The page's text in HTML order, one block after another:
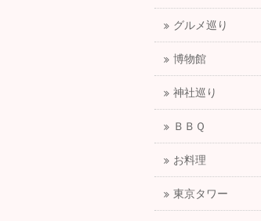
グルメ巡り
博物館
神社巡り
ＢＢＱ
お料理
東京タワー